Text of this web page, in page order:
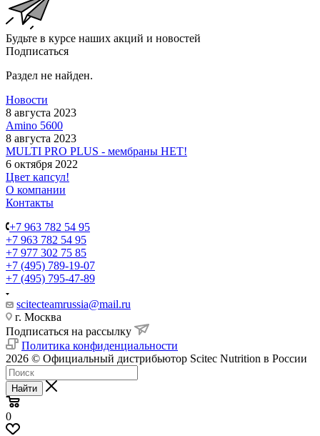
Будьте в курсе наших акций и новостей
Подписаться
Раздел не найден.
Новости
8 августа 2023
Amino 5600
8 августа 2023
MULTI PRO PLUS - мембраны НЕТ!
6 октября 2022
Цвет капсул!
О компании
Контакты
+7 963 782 54 95
+7 963 782 54 95
+7 977 302 75 85
+7 (495) 789-19-07
+7 (495) 795-47-89
scitecteamrussia@mail.ru
г. Москва
Подписаться на рассылку
Политика конфиденциальности
2026 © Официальный дистрибьютор Scitec Nutrition в России
Найти
0